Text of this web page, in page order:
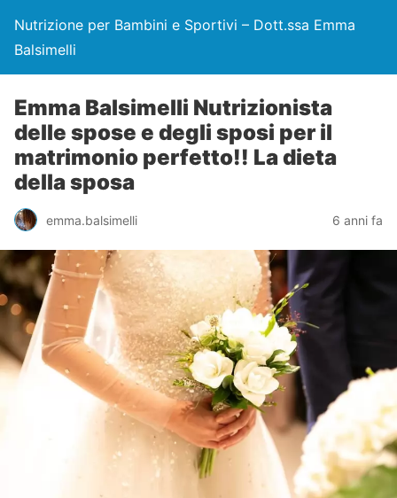
Nutrizione per Bambini e Sportivi – Dott.ssa Emma
Balsimelli
Emma Balsimelli Nutrizionista
delle spose e degli sposi per il
matrimonio perfetto!! La dieta
della sposa
emma.balsimelli 6 anni fa